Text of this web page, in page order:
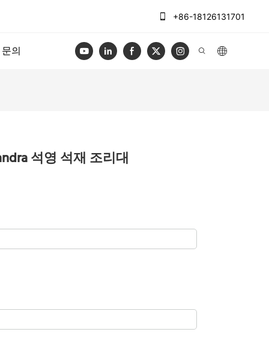
+86-18126131701
문의
석영 석재 조리대